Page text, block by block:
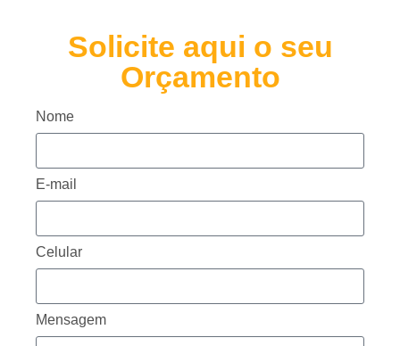
Solicite aqui o seu
Orçamento
Nome
E-mail
Celular
Mensagem